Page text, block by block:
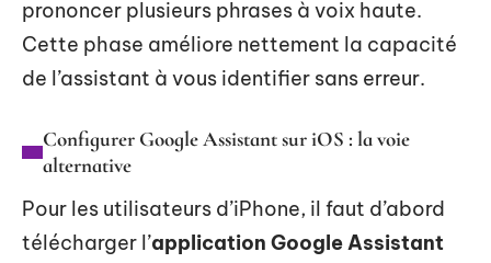
prononcer plusieurs phrases à voix haute.
Cette phase améliore nettement la capacité
de l’assistant à vous identifier sans erreur.
Configurer Google Assistant sur iOS : la voie
alternative
Pour les utilisateurs d’iPhone, il faut d’abord
télécharger l’application Google Assistant